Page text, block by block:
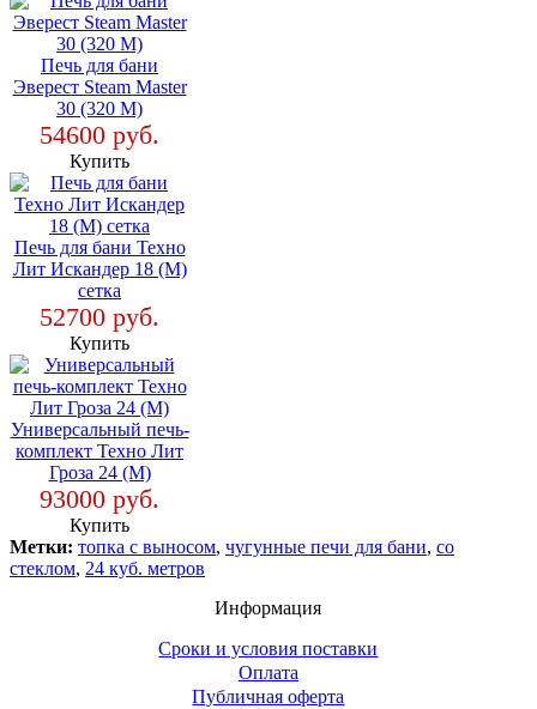
Печь для бани
Эверест Steam Master
30 (320 М)
54600 руб.
Купить
Печь для бани Техно
Лит Искандер 18 (М)
сетка
52700 руб.
Купить
Универсальный печь-
комплект Техно Лит
Гроза 24 (М)
93000 руб.
Купить
Метки: топка с выносом, чугунные печи для бани, со
стеклом, 24 куб. метров
Информация
Сроки и условия поставки
Оплата
Публичная оферта